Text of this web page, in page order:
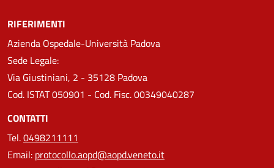
RIFERIMENTI
Azienda Ospedale-Università Padova
Sede Legale:
Via Giustiniani, 2 - 35128 Padova
Cod. ISTAT 050901 - Cod. Fisc. 00349040287
CONTATTI
Tel.0498211111
Email: protocollo.aopd@aopd.veneto.it